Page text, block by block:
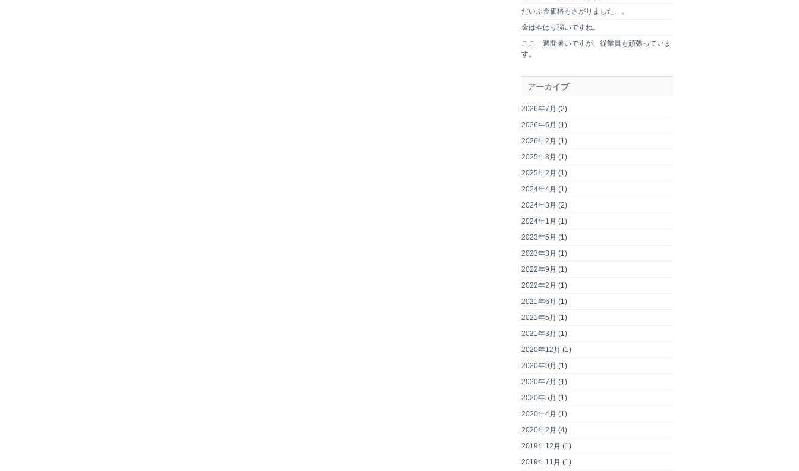
だいぶ金価格もさがりました。。
金はやはり強いですね。
ここ一週間暑いですが、従業員も頑張っていま
す。
アーカイブ
2026年7月 (2)
2026年6月 (1)
2026年2月 (1)
2025年8月 (1)
2025年2月 (1)
2024年4月 (1)
2024年3月 (2)
2024年1月 (1)
2023年5月 (1)
2023年3月 (1)
2022年9月 (1)
2022年2月 (1)
2021年6月 (1)
2021年5月 (1)
2021年3月 (1)
2020年12月 (1)
2020年9月 (1)
2020年7月 (1)
2020年5月 (1)
2020年4月 (1)
2020年2月 (4)
2019年12月 (1)
2019年11月 (1)